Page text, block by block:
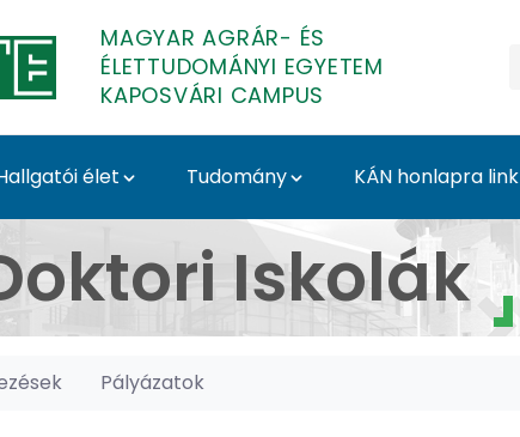
MAGYAR AGRÁR- ÉS
ÉLETTUDOMÁNYI EGYETEM
KAPOSVÁRI CAMPUS
élet Tudomány KÁN honlapra link
CampusIskolák
Pályázatok